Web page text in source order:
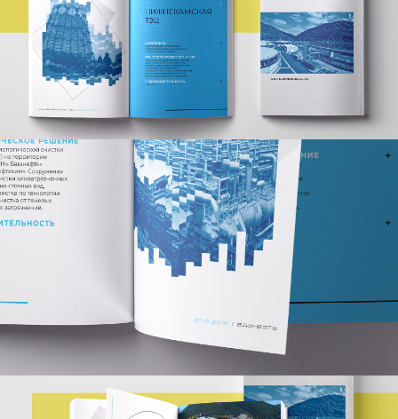
КОНТАКТЫ
ПРОЕКТЫ
БРИФЫ